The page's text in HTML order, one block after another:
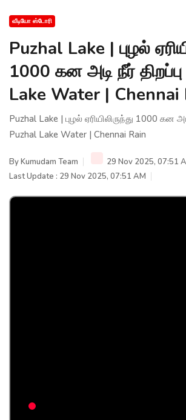
வீடியோ ஸ்டோரி
Puzhal Lake | புழல்
1000 கன அடி நீர்
Lake Water | Chennai
Puzhal Lake | புழல் ஏரியிலிருந்து 1000 கன
Puzhal Lake Water | Chennai Rain
ByKumudam Team
29 Nov 2025, 07:51
Last Update : 29 Nov 2025, 07:51 AM